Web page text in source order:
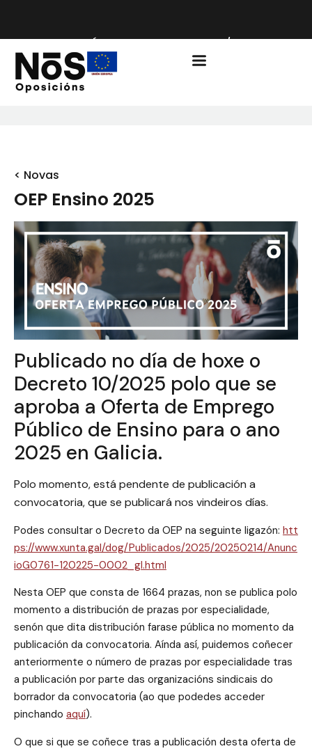
< Novas
OEP Ensino 2025
Publicado no día de hoxe o
Decreto 10/2025 polo que se
aproba a Oferta de Emprego
Público de Ensino para o ano
2025 en Galicia.
Polo momento, está pendente de publicación a
convocatoria, que se publicará nos vindeiros días.
Podes consultar o Decreto da OEP na seguinte ligazón: htt
ps://www.xunta.gal/dog/Publicados/2025/20250214/Anunc
ioG0761-120225-0002_gl.html
Nesta OEP que consta de 1664 prazas, non se publica polo
momento a distribución de prazas por especialidade,
senón que dita distribución farase pública no momento da
publicación da convocatoria. Aínda así, puidemos coñecer
anteriormente o número de prazas por especialidade tras
a publicación por parte das organizacións sindicais do
borrador da convocatoria (ao que podedes acceder
pinchando aquí).
O que si que se coñece tras a publicación desta oferta de